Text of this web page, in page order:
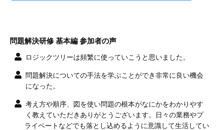
問題解決研修 基本編 参加者の声
ロジックツリーは頻繁に使っていこうと思いました。
問題解決についての手法を学ぶことができ非常に良い機会
になった。
考え方や順序、図を使い問題の根本がなにかをわかりやす
く教えていただきありがとうございます。日々の業務やプ
ライベートなどでも落とし込めるように意識して生活してい